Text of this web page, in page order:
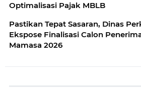
Optimalisasi Pajak MBLB
Pastikan Tepat Sasaran, Dinas
Ekspose Finalisasi Calon
Mamasa 2026